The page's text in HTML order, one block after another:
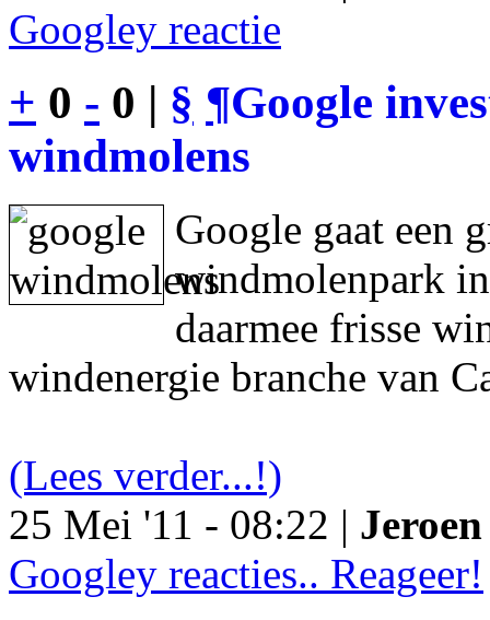
Googley reactie
+ 0 - 0 | § ¶Google
windmolens
Google gaat een
windmolenpark
daarmee frisse
windenergie branche van
(Lees verder...!)
25 Mei '11 - 08:22 |
Googley reacties.. Reageer!